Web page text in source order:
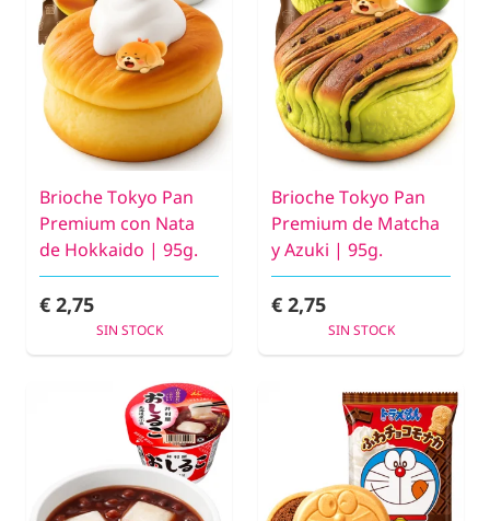
Brioche Tokyo Pan
Premium con Nata
de Hokkaido | 95g.
€ 2,75
SIN STOCK
Brioche Tokyo Pan
Premium de Matcha
y Azuki | 95g.
€ 2,75
SIN STOCK